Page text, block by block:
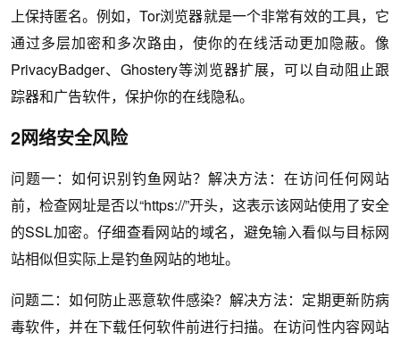
上保持匿名。例如，Tor浏览器就是一个非常有效的工具，它
通过多层加密和多次路由，使你的在线活动更加隐蔽。像
PrivacyBadger、Ghostery等浏览器扩展，可以自动阻止跟
踪器和广告软件，保护你的在线隐私。
2网络安全风险
问题一：如何识别钓鱼网站？解决方法：在访问任何网站
前，检查网址是否以“https://”开头，这表示该网站使用了安全
的SSL加密。仔细查看网站的域名，避免输入看似与目标网
站相似但实际上是钓鱼网站的地址。
问题二：如何防止恶意软件感染？解决方法：定期更新防病
毒软件，并在下载任何软件前进行扫描。在访问性内容网站